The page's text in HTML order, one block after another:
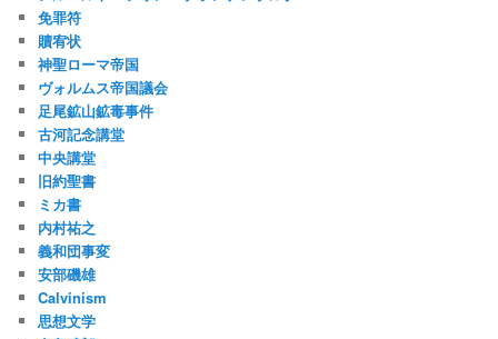
免罪符
贖宥状
神聖ローマ帝国
ヴォルムス帝国議会
足尾鉱山鉱毒事件
古河記念講堂
中央講堂
旧約聖書
ミカ書
内村祐之
義和団事変
安部磯雄
Calvinism
思想文学